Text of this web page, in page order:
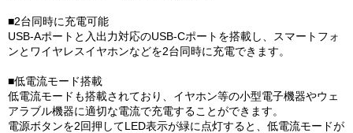
■2台同時に充電可能
USB-Aポートと入出力対応のUSB-Cポートを搭載し、スマートフォ
ンとワイヤレスイヤホンなどを2台同時に充電できます。
■低電流モード搭載
低電流モードも搭載されており、イヤホン等の小型電子機器やウェ
アラブル機器に適切な電流で充電することができます。
電源ボタンを2回押してLED表示が緑に点灯すると、低電流モードが